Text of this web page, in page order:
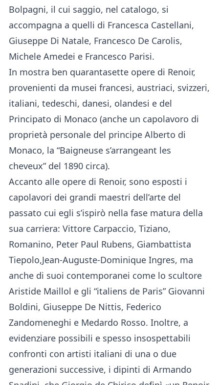
Bolpagni, il cui saggio, nel catalogo, si
accompagna a quelli di Francesca Castellani,
Giuseppe Di Natale, Francesco De Carolis,
Michele Amedei e Francesco Parisi.
In mostra ben quarantasette opere di Renoir,
provenienti da musei francesi, austriaci, svizzeri,
italiani, tedeschi, danesi, olandesi e del
Principato di Monaco (anche un capolavoro di
proprietà personale del principe Alberto di
Monaco, la “Baigneuse s’arrangeant les
cheveux” del 1890 circa).
Accanto alle opere di Renoir, sono esposti i
capolavori dei grandi maestri dell’arte del
passato cui egli s’ispirò nella fase matura della
sua carriera: Vittore Carpaccio, Tiziano,
Romanino, Peter Paul Rubens, Giambattista
Tiepolo,Jean-Auguste-Dominique Ingres, ma
anche di suoi contemporanei come lo scultore
Aristide Maillol e gli “italiens de Paris” Giovanni
Boldini, Giuseppe De Nittis, Federico
Zandomeneghi e Medardo Rosso. Inoltre, a
evidenziare possibili e spesso insospettabili
confronti con artisti italiani di una o due
generazioni successive, i dipinti di Armando